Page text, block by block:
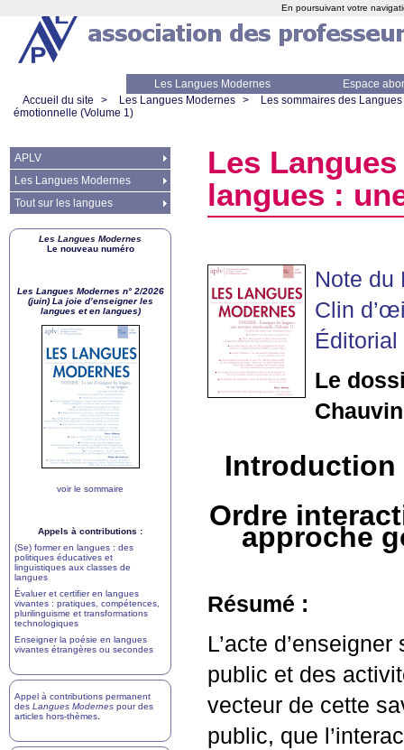
Les Langues Modernes
Espace
Accueil du site
> Les Langues Modernes >
Les sommaires des
émotionnelle (Volume 1)
Les
langues :
Note du
Clin
Le
Chauvin
Ordre
approche
Résumé :
L’acte
public et des
vecteur de cette
public, que
APLV
Les Langues Modernes
Tout sur les langues
Les Langues Modernes
Le nouveau numéro
Les Langues Modernes n° 2/2026
(juin) La joie d’enseigner les
langues et en langues)
voir le sommaire
Appels à contributions :
(Se) former en langues : des
politiques éducatives et
linguistiques aux classes de
langues
Évaluer et certifier en langues
vivantes : pratiques, compétences,
plurilinguisme et transformations
technologiques
Enseigner la poésie en langues
vivantes étrangères ou secondes
Appel à contributions permanent
des Langues Modernes pour des
articles hors-thèmes
En poursuivant votre